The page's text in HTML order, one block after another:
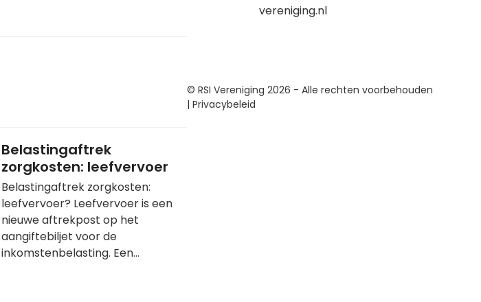
Belastingaftrek
zorgkosten: leefvervoer
Belastingaftrek zorgkosten:
leefvervoer? Leefvervoer is een
nieuwe aftrekpost op het
aangiftebiljet voor de
inkomstenbelasting. Een…
vereniging.nl
© RSI Vereniging 2026 - Alle rechten voorbehouden
|Privacybeleid